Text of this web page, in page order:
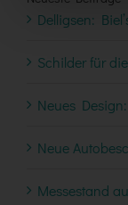
Delligsen:
Schilder für
Neues
Neue
Messestand